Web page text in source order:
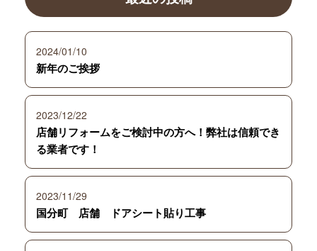
2024/01/10
新年のご挨拶
2023/12/22
店舗リフォームをご検討中の方へ！弊社は信頼でき
る業者です！
2023/11/29
国分町 店舗 ドアシート貼り工事